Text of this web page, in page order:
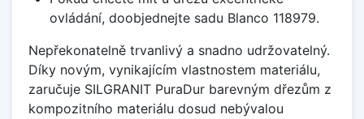
ovládání, doobjednejte sadu Blanco 118979.
Nepřekonatelně trvanlivý a snadno udržovatelný.
Díky novým, vynikajícím vlastnostem materiálu,
zaručuje SILGRANIT PuraDur barevným dřezům z
kompozitního materiálu dosud nebývalou